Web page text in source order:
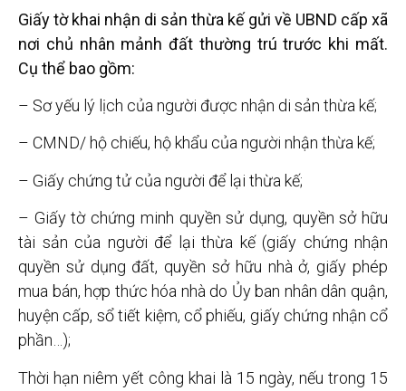
Giấy tờ khai nhận di sản thừa kế gửi về UBND cấp xã
nơi chủ nhân mảnh đất thường trú trước khi mất.
Cụ thể bao gồm:
– Sơ yếu lý lịch của người được nhận di sản thừa kế;
– CMND/ hộ chiếu, hộ khẩu của người nhận thừa kế;
– Giấy chứng tử của người để lại thừa kế;
– Giấy tờ chứng minh quyền sử dụng, quyền sở hữu
tài sản của người để lại thừa kế (giấy chứng nhận
quyền sử dụng đất, quyền sở hữu nhà ở, giấy phép
mua bán, hợp thức hóa nhà do Ủy ban nhân dân quận,
huyện cấp, sổ tiết kiệm, cổ phiếu, giấy chứng nhận cổ
phần…);
Thời hạn niêm yết công khai là 15 ngày, nếu trong 15